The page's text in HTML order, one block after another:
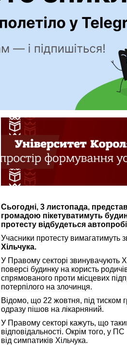
Сьогодні, 3 листопада,
громадою пікетуватимуть
протесту відбудеться
Учасники протесту вимагатимуть
Хільчука.
У Правому секторі звинувачують
поверсі будинку на користь
спрямованого проти місцевих
потерпілого на злочинця.
Відомо, що 22 жовтня, під тиском
одразу пішов на лікарняний.
У Правому секторі кажуть, що
відповідальності. Окрім того, у
від симпатиків Хільчука.